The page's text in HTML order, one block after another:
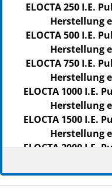
ELOCTA 250 I.E.
Herstellung
ELOCTA 500 I.E.
Herstellung
ELOCTA 750 I.E.
Herstellung
ELOCTA 1000 I.E.
Herstellung
ELOCTA 1500 I.E.
Herstellung
ELOCTA 2000 I.E.
Herstellung
ELOCTA 3000 I.E.